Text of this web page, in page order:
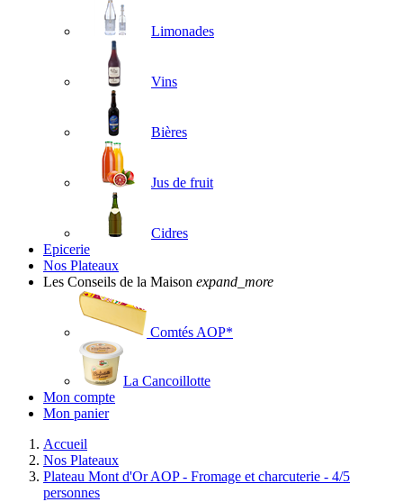
Limonades
Vins
Bières
Jus de fruit
Cidres
Epicerie
Nos Plateaux
Les Conseils de la Maison expand_more
Comtés AOP*
La Cancoillotte
Mon compte
Mon panier
Accueil
Nos Plateaux
Plateau Mont d'Or AOP - Fromage et charcuterie - 4/5
personnes